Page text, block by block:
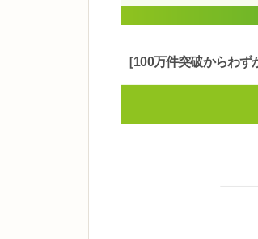
［100万件突破からわ